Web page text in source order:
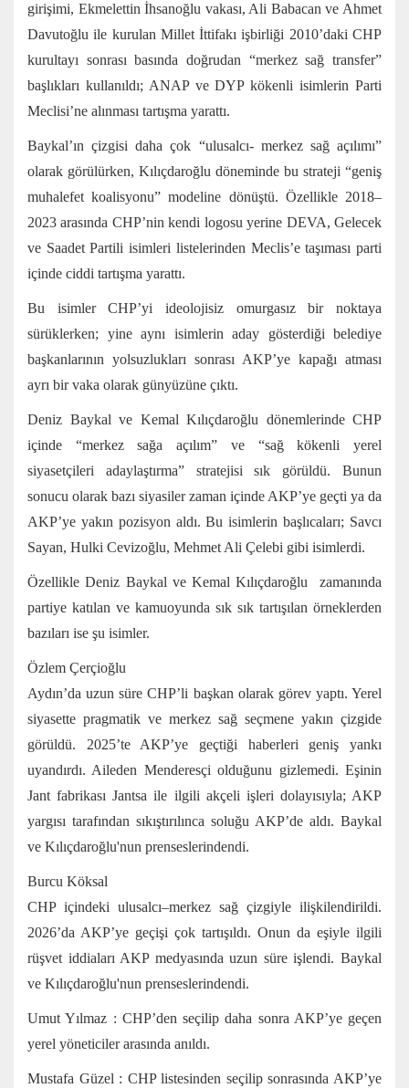
girişimi, Ekmelettin İhsanoğlu vakası, Ali Babacan ve Ahmet
Davutoğlu ile kurulan Millet İttifakı işbirliği 2010’daki CHP
kurultayı sonrası basında doğrudan “merkez sağ transfer”
başlıkları kullanıldı; ANAP ve DYP kökenli isimlerin Parti
Meclisi’ne alınması tartışma yarattı.
Baykal’ın çizgisi daha çok “ulusalcı- merkez sağ açılımı”
olarak görülürken, Kılıçdaroğlu döneminde bu strateji “geniş
muhalefet koalisyonu” modeline dönüştü. Özellikle 2018–
2023 arasında CHP’nin kendi logosu yerine DEVA, Gelecek
ve Saadet Partili isimleri listelerinden Meclis’e taşıması parti
içinde ciddi tartışma yarattı.
Bu isimler CHP’yi ideolojisiz omurgasız bir noktaya
sürüklerken; yine aynı isimlerin aday gösterdiği belediye
başkanlarının yolsuzlukları sonrası AKP’ye kapağı atması
ayrı bir vaka olarak günyüzüne çıktı.
Deniz Baykal ve Kemal Kılıçdaroğlu dönemlerinde CHP
içinde “merkez sağa açılım” ve “sağ kökenli yerel
siyasetçileri adaylaştırma” stratejisi sık görüldü. Bunun
sonucu olarak bazı siyasiler zaman içinde AKP’ye geçti ya da
AKP’ye yakın pozisyon aldı. Bu isimlerin başlıcaları; Savcı
Sayan, Hulki Cevizoğlu, Mehmet Ali Çelebi gibi isimlerdi.
Özellikle Deniz Baykal ve Kemal Kılıçdaroğlu zamanında
partiye katılan ve kamuoyunda sık sık tartışılan örneklerden
bazıları ise şu isimler.
Özlem Çerçioğlu
Aydın’da uzun süre CHP’li başkan olarak görev yaptı. Yerel
siyasette pragmatik ve merkez sağ seçmene yakın çizgide
görüldü. 2025’te AKP’ye geçtiği haberleri geniş yankı
uyandırdı. Aileden Menderesçi olduğunu gizlemedi. Eşinin
Jant fabrikası Jantsa ile ilgili akçeli işleri dolayısıyla; AKP
yargısı tarafından sıkıştırılınca soluğu AKP’de aldı. Baykal
ve Kılıçdaroğlu'nun prenseslerindendi.
Burcu Köksal
CHP içindeki ulusalcı–merkez sağ çizgiyle ilişkilendirildi.
2026’da AKP’ye geçişi çok tartışıldı. Onun da eşiyle ilgili
rüşvet iddiaları AKP medyasında uzun süre işlendi. Baykal
ve Kılıçdaroğlu'nun prenseslerindendi.
Umut Yılmaz : CHP’den seçilip daha sonra AKP’ye geçen
yerel yöneticiler arasında anıldı.
Mustafa Güzel : CHP listesinden seçilip sonrasında AKP’ye